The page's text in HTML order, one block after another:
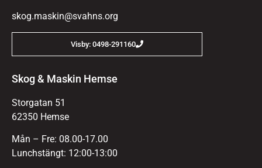
skog.maskin@svahns.org
Visby: 0498-291160
Skog & Maskin Hemse
Storgatan 51
62350 Hemse
Mån – Fre: 08.00-17.00
Lunchstängt: 12:00-13:00